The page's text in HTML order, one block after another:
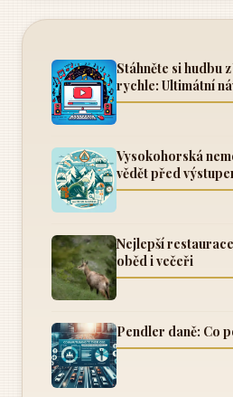
Stáhněte si hudbu
rychle: Ultimátní
Vysokohorská
vědět před
Nejlepší
oběd i večeři
Pendler daně: Co